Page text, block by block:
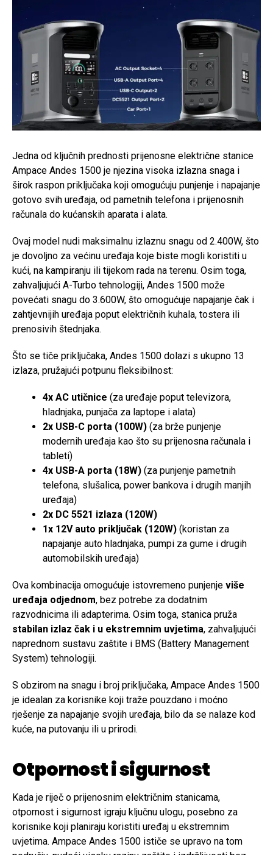
Jedna od ključnih prednosti prijenosne električne stanice
Ampace Andes 1500 je njezina visoka izlazna snaga i
širok raspon priključaka koji omogućuju punjenje i napajanje
gotovo svih uređaja, od pametnih telefona i prijenosnih
računala do kućanskih aparata i alata.
Ovaj model nudi maksimalnu izlaznu snagu od 2.400W, što
je dovoljno za većinu uređaja koje biste mogli koristiti u
kući, na kampiranju ili tijekom rada na terenu. Osim toga,
zahvaljujući A-Turbo tehnologiji, Andes 1500 može
povećati snagu do 3.600W, što omogućuje napajanje čak i
zahtjevnijih uređaja poput električnih kuhala, tostera ili
prenosivih štednjaka.
Što se tiče priključaka, Andes 1500 dolazi s ukupno 13
izlaza, pružajući potpunu fleksibilnost:
4x AC utičnice (za uređaje poput televizora,
hladnjaka, punjača za laptope i alata)
2x USB-C porta (100W) (za brže punjenje
modernih uređaja kao što su prijenosna računala i
tableti)
4x USB-A porta (18W) (za punjenje pametnih
telefona, slušalica, power bankova i drugih manjih
uređaja)
2x DC 5521 izlaza (120W)
1x 12V auto priključak (120W) (koristan za
napajanje auto hladnjaka, pumpi za gume i drugih
automobilskih uređaja)
Ova kombinacija omogućuje istovremeno punjenje više
uređaja odjednom, bez potrebe za dodatnim
razvodnicima ili adapterima. Osim toga, stanica pruža
stabilan izlaz čak i u ekstremnim uvjetima, zahvaljujući
naprednom sustavu zaštite i BMS (Battery Management
System) tehnologiji.
S obzirom na snagu i broj priključaka, Ampace Andes 1500
je idealan za korisnike koji traže pouzdano i moćno
rješenje za napajanje svojih uređaja, bilo da se nalaze kod
kuće, na putovanju ili u prirodi.
Otpornost i sigurnost
Kada je riječ o prijenosnim električnim stanicama,
otpornost i sigurnost igraju ključnu ulogu, posebno za
korisnike koji planiraju koristiti uređaj u ekstremnim
uvjetima. Ampace Andes 1500 ističe se upravo na tom